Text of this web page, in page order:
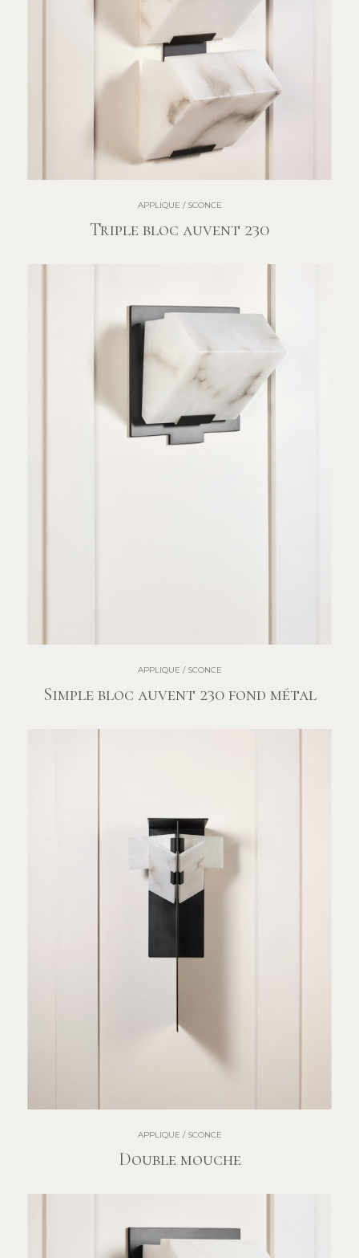
APPLIQUE / SCONCE
Triple bloc auvent 230
APPLIQUE / SCONCE
Simple bloc auvent 230 fond métal
APPLIQUE / SCONCE
Double mouche